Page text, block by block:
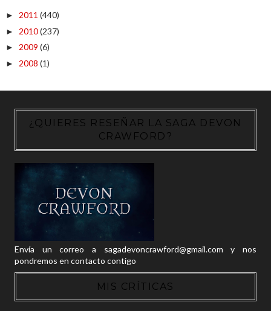
► 2011 (440)
► 2010(237)
► 2009 (6)
► 2008 (1)
¿QUIERES RESEÑAR LA SAGA DEVON
CRAWFORD?
Envía un correo a sagadevoncrawford@gmail.com y nos
pondremos en contacto contigo
MIS CRÍTICAS